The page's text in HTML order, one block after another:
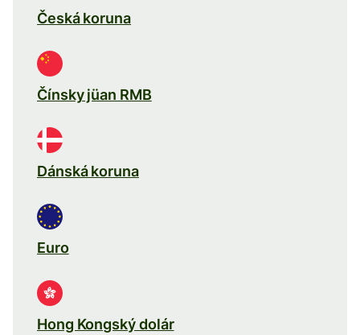
Česká koruna
Čínsky jüan RMB
Dánská koruna
Euro
Hong Kongský dolár